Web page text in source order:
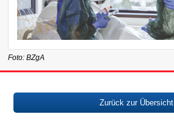
Foto: BZgA
Zurück zur Übersicht